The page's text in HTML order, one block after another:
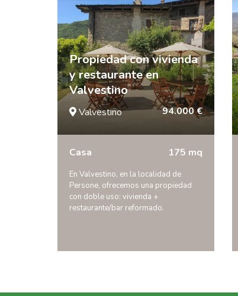
Propiedad con vivienda
y restaurante en
Valvestino
Valvestino 94.000 €
Casa 175 mq
En Valvestino, en la localidad de
Persone, ofrecemos una propiedad
con doble uso: vivienda +
restaurante/bar reformado.